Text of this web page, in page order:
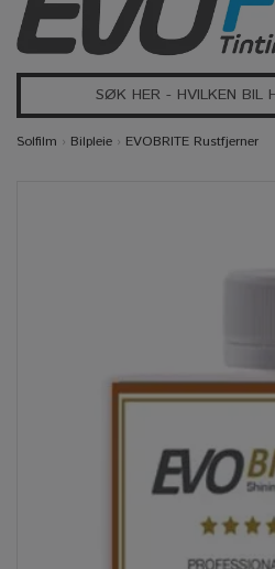
Solfilm › Bilpleie › EVOBRITE Rustfjerner